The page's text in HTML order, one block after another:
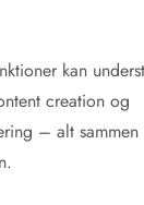
kan
creation og
– alt